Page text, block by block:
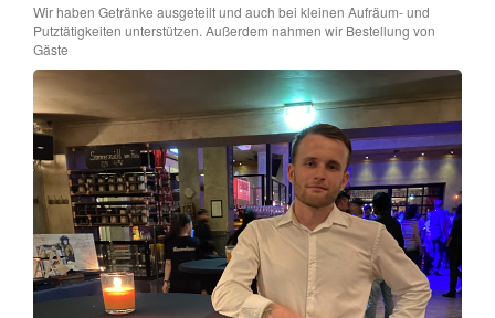
Wir haben Getränke ausgeteilt und auch bei kleinen Aufräum- und
Putztätigkeiten unterstützen. Außerdem nahmen wir Bestellung von
Gäste